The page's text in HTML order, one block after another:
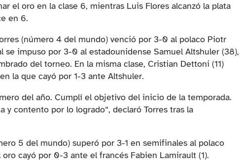
el oro en la clase 6, mientras Luis Flores alcanzó la plata
en 6.
(número 4 del mundo) venció por 3-0 al polaco Piotr
se impuso por 3-0 al estadounidense Samuel Altshuler (38),
del torneo. En la misma clase, Cristian Dettoni (11)
la que cayó por 1-3 ante Altshuler.
del año. Cumplí el objetivo del inicio de la temporada.
y contento por lo logrado“, declaró Torres tras la
5 del mundo) superó por 3-1 en semifinales al polaco
cayó por 0-3 ante el francés Fabien Lamirault (1).